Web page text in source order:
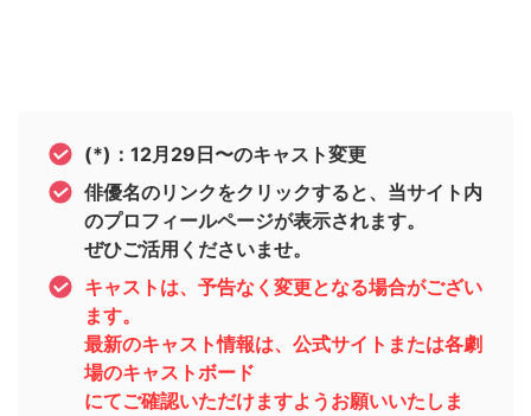
(*)：12月29日〜のキャスト変更
俳優名のリンクをクリックすると、当サイト内
のプロフィールページが表示されます。
ぜひご活用くださいませ。
キャストは、予告なく変更となる場合がござい
ます。
最新のキャスト情報は、公式サイトまたは各劇
場のキャストボード
にてご確認いただけますようお願いいたしま